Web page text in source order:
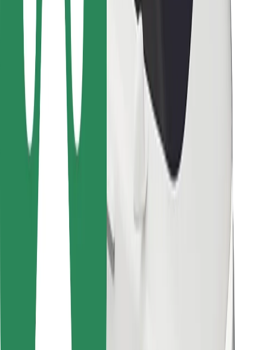
Ételfutároknak
Bolt Food
Flottapartnereknek
Éttermeknek
Bolt for Business
Egyéb
Beszállítók
Sütik
Biztonság
Pár perc alatt ott vagyunk érted!
Bolt alkalmazás letöltése
Találd meg kedvenc ételedet!
Bolt Food app letöltése